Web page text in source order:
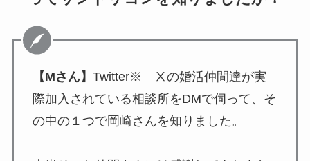
【Mさん】 Twitter※ Ⅹの婚活仲間達が実
際加入されている相談所をDMで伺って、そ
の中の１つで岡崎さんを知りました。